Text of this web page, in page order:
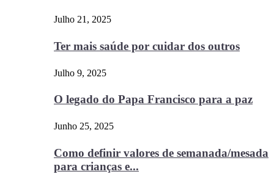
Julho 21, 2025
Ter mais saúde por cuidar dos outros
Julho 9, 2025
O legado do Papa Francisco para a paz
Junho 25, 2025
Como definir valores de semanada/mesada
para crianças e...